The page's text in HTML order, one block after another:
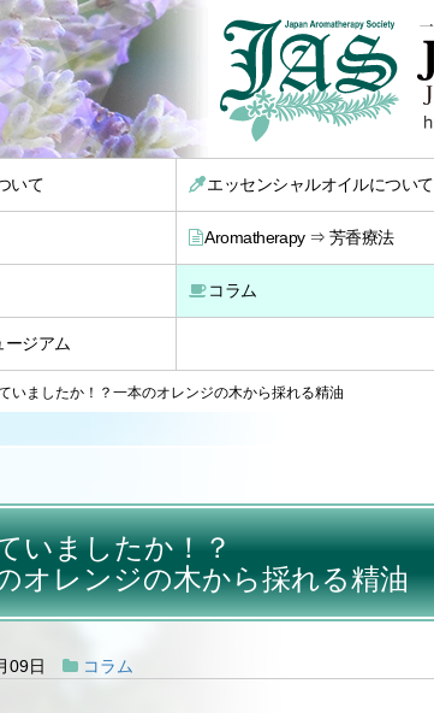
いて エッセンシャルオイルについて
Aromatherapy ⇒ 芳香療法
コラム
ージアム
いましたか！？一本のオレンジの木から採れる精油
いましたか！？
オレンジの木から採れる精油
09日 コラム